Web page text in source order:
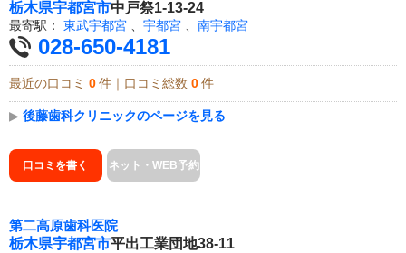
栃木県宇都宮市中戸祭1-13-24
最寄駅： 東武宇都宮 宇都宮 南宇都宮
028-650-4181
最近の口コミ 0 件｜口コミ総数 0 件
▶ 後藤歯科クリニックのページを見る
口コミを書く ネット・WEB予約
第二高原歯科医院
栃木県宇都宮市平出工業団地38-11